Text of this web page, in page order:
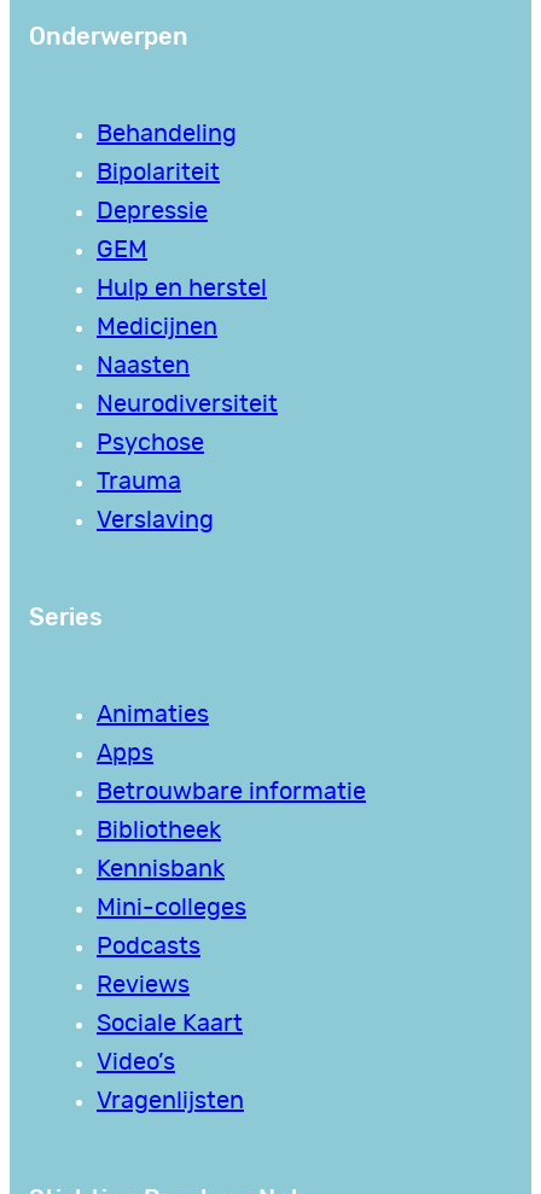
Onderwerpen
Behandeling
Bipolariteit
Depressie
GEM
Hulp en herstel
Medicijnen
Naasten
Neurodiversiteit
Psychose
Trauma
Verslaving
Series
Animaties
Apps
Betrouwbare informatie
Bibliotheek
Kennisbank
Mini-colleges
Podcasts
Reviews
Sociale Kaart
Video’s
Vragenlijsten